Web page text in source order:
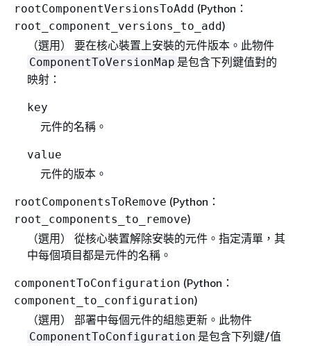
rootComponentVersionsToAdd (Python：
root_component_versions_to_add)
（選用） 要在核心裝置上安裝的元件版本。此物件
ComponentToVersionMap 是包含下列鍵值對的
映射：
key
元件的名稱。
value
元件的版本。
rootComponentsToRemove (Python：
root_components_to_remove)
（選用） 從核心裝置解除安裝的元件。指定清單，其
中每個項目都是元件的名稱。
componentToConfiguration (Python：
component_to_configuration)
（選用） 部署中每個元件的組態更新。此物件
ComponentToConfiguration 是包含下列鍵/值